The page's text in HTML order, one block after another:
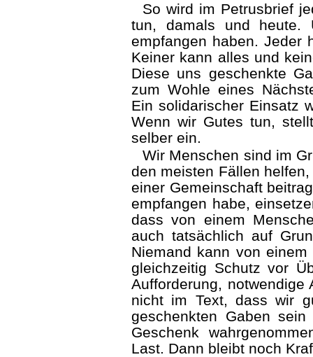
So wird im Petrusbrief
tun, damals und
empfangen haben. Jeder
Keiner kann alles und
Diese uns geschenkte
zum Wohle eines
Ein solidarischer Einsatz
Wenn wir Gutes tun,
selber ein.
Wir Menschen sind im
den meisten Fällen
einer Gemeinschaft
empfangen habe,
dass von einem
auch tatsächlich auf
Niemand kann von
gleichzeitig Schutz vor
Aufforderung,
nicht im Text, dass wir
geschenkten Gaben
Geschenk
Last. Dann bleibt noch